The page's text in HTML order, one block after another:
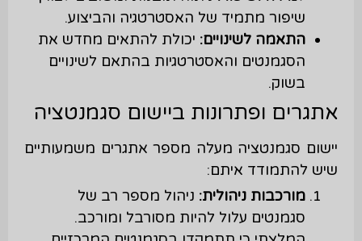
שיפור מתמיד של האסטרטגיה והביצוע.
התאמה לשינויים: יכולת להתאים מחדש את
הסגמנטים והאסטרטגיות בהתאם לשינויים
בשוק.
אתגרים ופתרונות ביישום סגמנטציה
יישום סגמנטציה מעלה מספר אתגרים משמעותיים
שיש להתמודד איתם:
מורכבות ניהולית: ניהול מספר רב של
סגמנטים עלול להיות מסורבל ומורכב.